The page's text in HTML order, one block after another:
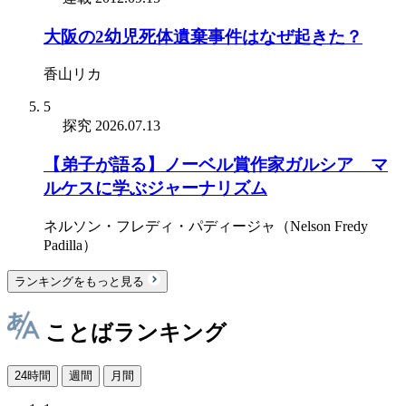
大阪の2幼児死体遺棄事件はなぜ起きた？
香山リカ
5
探究 2026.07.13
【弟子が語る】ノーベル賞作家ガルシア゠マ
ルケスに学ぶジャーナリズム
ネルソン・フレディ・パディージャ（Nelson Fredy
Padilla）
ランキングをもっと見る
ことばランキング
24時間 週間 月間